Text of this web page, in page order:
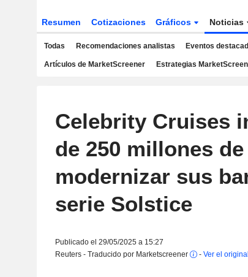
Resumen Cotizaciones Gráficos Noticias
Todas Recomendaciones analistas Eventos
Artículos de MarketScreener Estrategias
Celebrity Cruises
de 250 millones
modernizar sus
serie Solstice
Publicado el 29/05/2025 a 15:27
Reuters - Traducido por Marketscreener
- Ver el original